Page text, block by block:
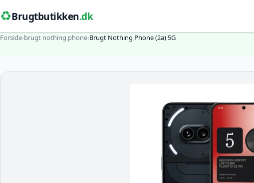
♻️Brugtbutikken.dk
Forside›brugt nothing phone›Brugt Nothing Phone (2a) 5G